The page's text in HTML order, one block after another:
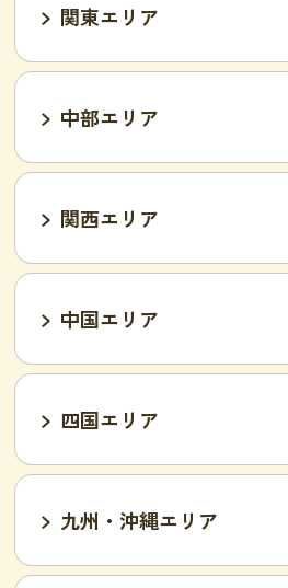
仙台泉店
関東エリア
大宮店
池袋西口店
吉祥寺駅前店
小岩駅前店
小山店
湘南藤沢店 新横浜菊名店
中部エリア
富山インター店
甲府中央店
岐阜可児店
関西エリア
明石駅前店
東加古川店
姫路店
和歌山店
中国エリア
岡山駅前店 岡山東店
四国エリア
九州・沖縄エリア